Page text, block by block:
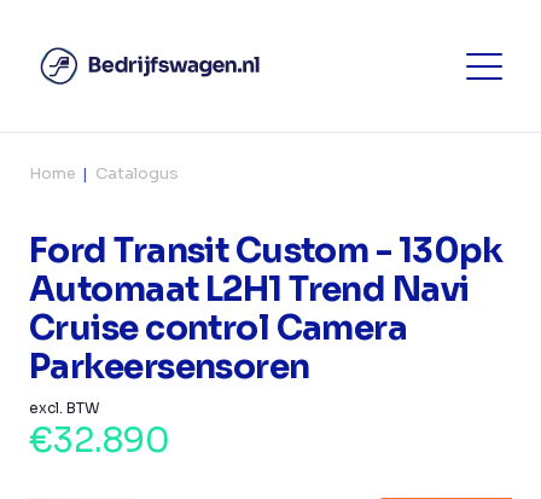
Home Catalogus
Ford Transit Custom - 130pk
Automaat L2H1 Trend Navi
Cruise control Camera
Parkeersensoren
excl. BTW
€32.890